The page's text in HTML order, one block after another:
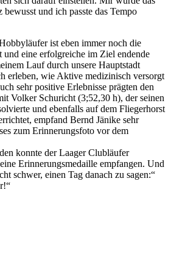
und ich passte das Tempo
ist eben immer noch die
und eine erfolgreiche im Ziel endende
Lauf durch unsere Hauptstadt
erleben, wie Aktive medizinisch versorgt
sehr positive Erlebnisse prägten den
Volker Schuricht (3;52,30 h), der seinen
und ebenfalls auf dem Fliegerhorst
empfand Bernd Jänike sehr
zum Erinnerungsfoto vor dem
konnte der Laager Clubläufer
Erinnerungsmedaille empfangen. Und
schwer, einen Tag danach zu sagen:“